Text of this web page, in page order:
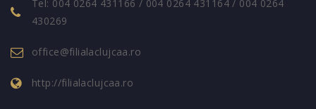
Tel: 004 0264 431166 / 004 0264 431164 / 004 0264
430269
office@filialaclujcaa.ro
http://filialaclujcaa.ro